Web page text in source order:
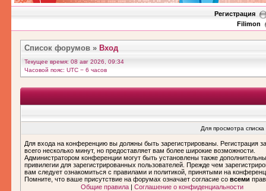
Регистрация
Filimon
Список форумов » Вход
Текущее время: 08 авг 2026, 09:34
Часовой пояс: UTC − 6 часов
Для просмотра
Для входа на конференцию вы должны быть зарегистрированы. Регистрация
всего несколько минут, но предоставляет вам более широкие возможности.
Администратором конференции могут быть установлены также
привилегии для зарегистрированных пользователей. Прежде чем
вам следует ознакомиться с правилами и политикой, принятыми на
Помните, что ваше присутствие на форумах означает согласие со всеми
Общие правила| Соглашение о конфиденциальности